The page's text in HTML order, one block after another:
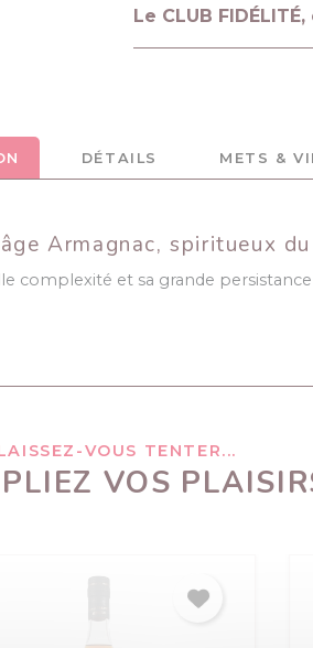
Le CLUB
DÉTAILS METS &
Armagnac, spiritueux
complexité et sa grande
VOUS TENTER...
VOS